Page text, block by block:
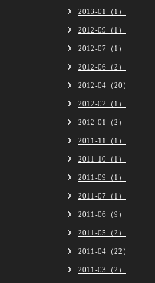
2013-01（1）
2012-09（1）
2012-07（1）
2012-06（2）
2012-04（20）
2012-02（1）
2012-01（2）
2011-11（1）
2011-10（1）
2011-09（1）
2011-07（1）
2011-06（9）
2011-05（2）
2011-04（22）
2011-03（2）